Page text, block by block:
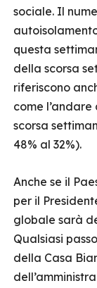
sociale. Il
questa
della scorsa
riferiscono
come
scorsa
48% al 32%).
Anche se il
per il
globale sarà
Qualsiasi
della Casa